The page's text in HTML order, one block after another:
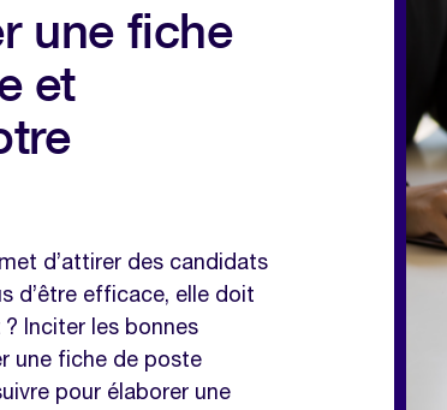
une fiche
et
d’attirer des candidats
d’être efficace, elle doit
Inciter les bonnes
une fiche de poste
pour élaborer une